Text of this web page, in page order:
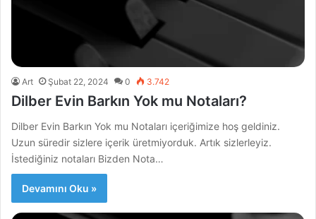
Art Şubat 22, 2024 0 3.742
Dilber Evin Barkın Yok mu Notaları?
Dilber Evin Barkın Yok mu Notaları içeriğimize hoş geldiniz.
Uzun süredir sizlere içerik üretmiyorduk. Artık sizlerleyiz.
İstediğiniz notaları Bizden Nota…
Devamını Oku »